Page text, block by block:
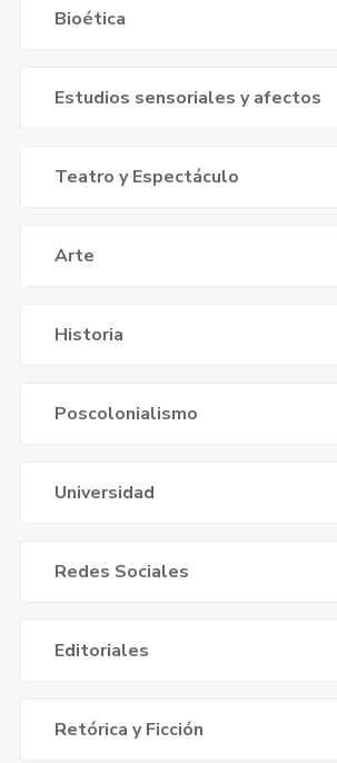
Bioética
Estudios sensoriales y afectos
Teatro y Espectáculo
Arte
Historia
Poscolonialismo
Universidad
Redes Sociales
Editoriales
Retórica y Ficción